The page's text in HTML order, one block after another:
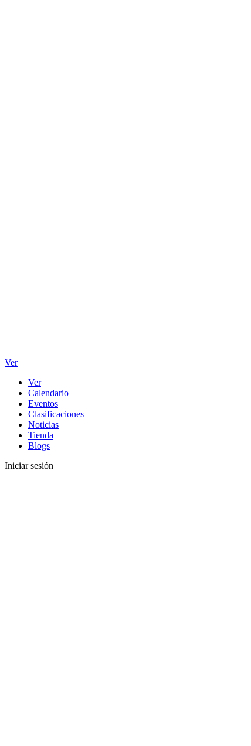
Ver
Ver
Calendario
Eventos
Clasificaciones
Noticias
Tienda
Blogs
Iniciar sesión